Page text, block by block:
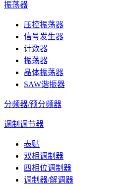
振荡器
压控振荡器
信号发生器
计数器
振荡器
晶体振荡器
SAW谐振器
分频器/预分频器
调制调节器
表贴
双相调制器
四相位调制器
调制器/解调器